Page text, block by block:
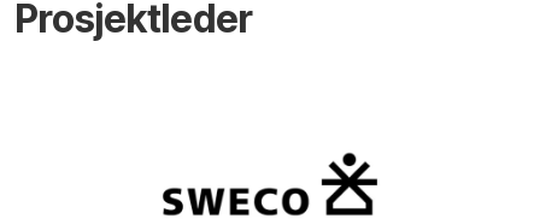
Prosjektleder